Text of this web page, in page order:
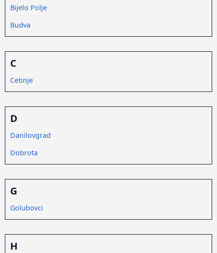
Bijelo Polje
Budva
C
Cetinje
D
Danilovgrad
Dobrota
G
Golubovci
H